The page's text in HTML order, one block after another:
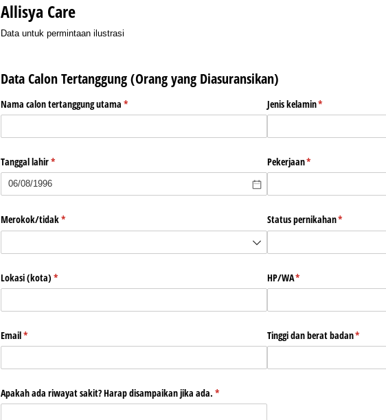
Allisya Care
Data untuk permintaan ilustrasi
Data Calon Tertanggung (Orang yang Diasuransikan)
Nama calon tertanggung utama *
(required) Jenis kelamin*
(required)
Tanggal lahir*
(required) Pekerjaan*
(required)
Merokok/​tidak*
(required) Status pernikahan*
(required)
Lokasi (kota) *
(required) HP/​WA*
(required)
Email*
(required) Tinggi dan berat badan*
(required)
Apakah ada riwayat sakit? Harap disampaikan jika ada. *
(required)